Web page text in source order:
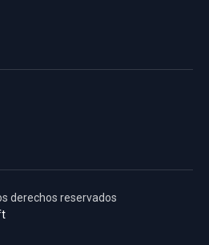
derechos reservados